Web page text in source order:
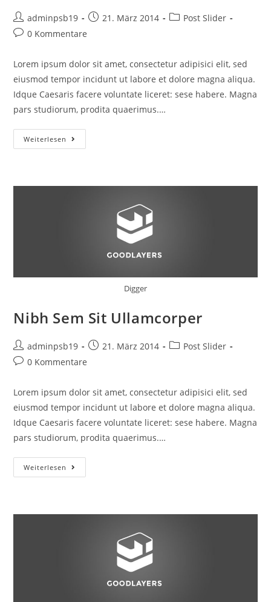
Beitrags-
Autor:
adminpsb19
Beitrag21. März 2014
Beitrags-
Post Slider
Beitrags-
0 Kommentare
Lorem ipsum dolor sit amet, consectetur adipisici elit, sed
eiusmod tempor incidunt ut labore et dolore magna aliqua.
Idque Caesaris facere voluntate liceret: sese habere. Magna
pars studiorum, prodita quaerimus.…
Weiterlesen Nullam
Lorem
Digger
Nibh Sem Sit Ullamcorper
Beitrags-
Autor:
adminpsb19
Beitrag21. März 2014
Beitrags-
Post Slider
Beitrags-
0 Kommentare
Lorem ipsum dolor sit amet, consectetur adipisici elit, sed
eiusmod tempor incidunt ut labore et dolore magna aliqua.
Idque Caesaris facere voluntate liceret: sese habere. Magna
pars studiorum, prodita quaerimus.…
Weiterlesen Nibh
Sem